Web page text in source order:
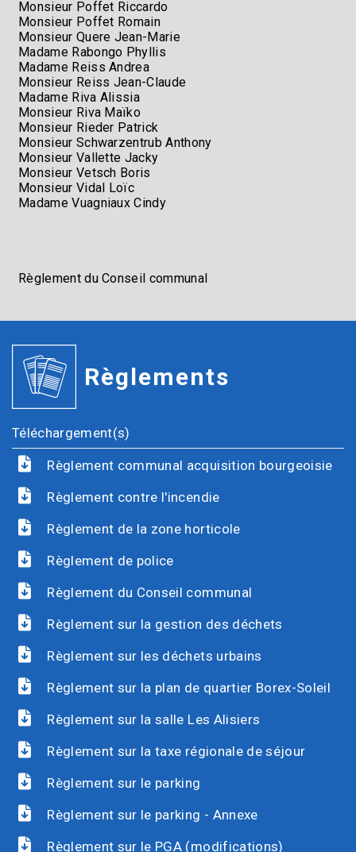
Monsieur Poffet Riccardo
Monsieur Poffet Romain
Monsieur Quere Jean-Marie
Madame Rabongo Phyllis
Madame Reiss Andrea
Monsieur Reiss Jean-Claude
Madame Riva Alissia
Monsieur Riva Maïko
Monsieur Rieder Patrick
Monsieur Schwarzentrub Anthony
Monsieur Vallette Jacky
Monsieur Vetsch Boris
Monsieur Vidal Loïc
Madame Vuagniaux Cindy
Règlement du Conseil communal
Règlements
Téléchargement(s)
Règlement communal acquisition bourgeoisie
Règlement contre l'incendie
Règlement de la zone horticole
Règlement de police
Règlement du Conseil communal
Règlement sur la gestion des déchets
Règlement sur les déchets urbains
Règlement sur la plan de quartier Borex-Soleil
Règlement sur la salle Les Alisiers
Règlement sur la taxe régionale de séjour
Règlement sur le parking
Règlement sur le parking - Annexe
Règlement sur le PGA (modifications)